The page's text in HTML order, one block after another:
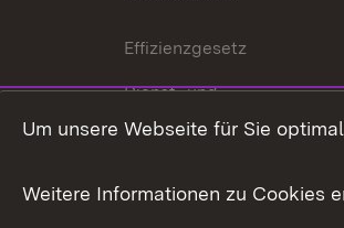
Effizienzgesetz
Dienst- und
Versorgungsbezüge
Weitere
Um unsere Webseite für Sie
Weitere Informationen zu Cookies